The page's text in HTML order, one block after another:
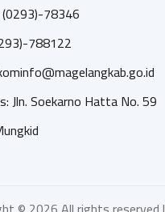
(0293)-78346
788122
Jln. Soekarno Hatta No. 59